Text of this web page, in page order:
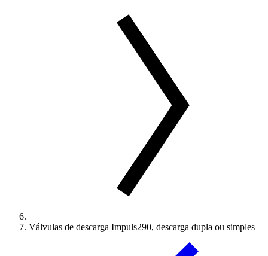
Válvulas de descarga Impuls290, descarga dupla ou simples